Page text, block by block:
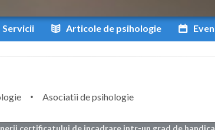
Servicii Articole de psihologie
Asociatii de psihologie
certificatului de incadrare intr-un grad de